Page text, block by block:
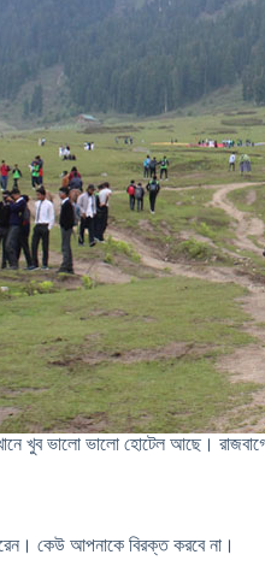
খুব ভালো ভালো হোটেল আছে।
কেউ আপনাকে বিরক্ত করবে না।